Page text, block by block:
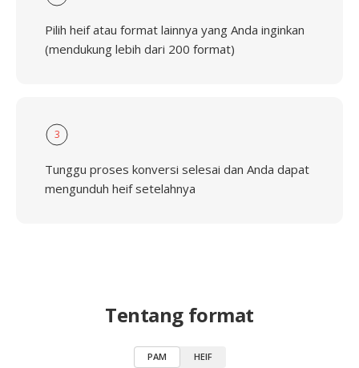
Pilih heif atau format lainnya yang Anda inginkan
(mendukung lebih dari 200 format)
3
Tunggu proses konversi selesai dan Anda dapat
mengunduh heif setelahnya
Tentang format
PAM HEIF